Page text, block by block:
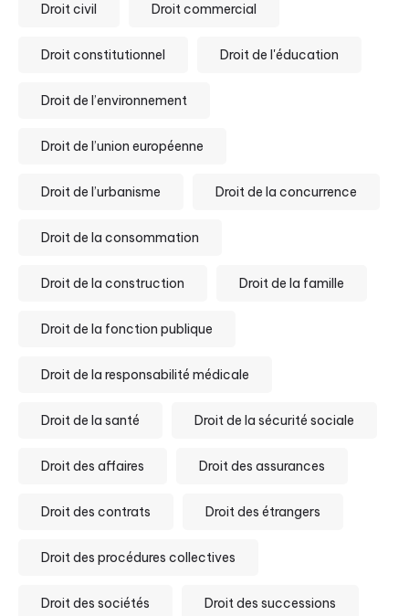
Droit civil Droit commercial
Droit constitutionnel Droit de l'éducation
Droit de l’environnement
Droit de l’union européenne
Droit de l’urbanisme Droit de la concurrence
Droit de la consommation
Droit de la construction Droit de la famille
Droit de la fonction publique
Droit de la responsabilité médicale
Droit de la santé Droit de la sécurité sociale
Droit des affaires Droit des assurances
Droit des contrats Droit des étrangers
Droit des procédures collectives
Droit des sociétés Droit des successions